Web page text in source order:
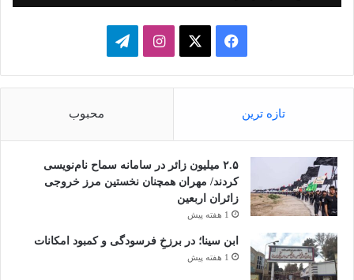
فیسبوک ایکساینستاگرامتلگرام
تازه ترین محبوب
۲.۵ میلیون زائر در سامانه سماح نام‌نویسی
کردند/ مهران همچنان نخستین مرز خروجی
زائران اربعین
1 هفته پیش
ابن سینا؛ در برزخِ فرسودگی و کمبود امکانات
1 هفته پیش